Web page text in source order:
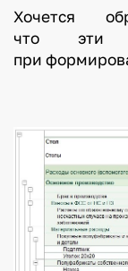
Хочется
что эти
при